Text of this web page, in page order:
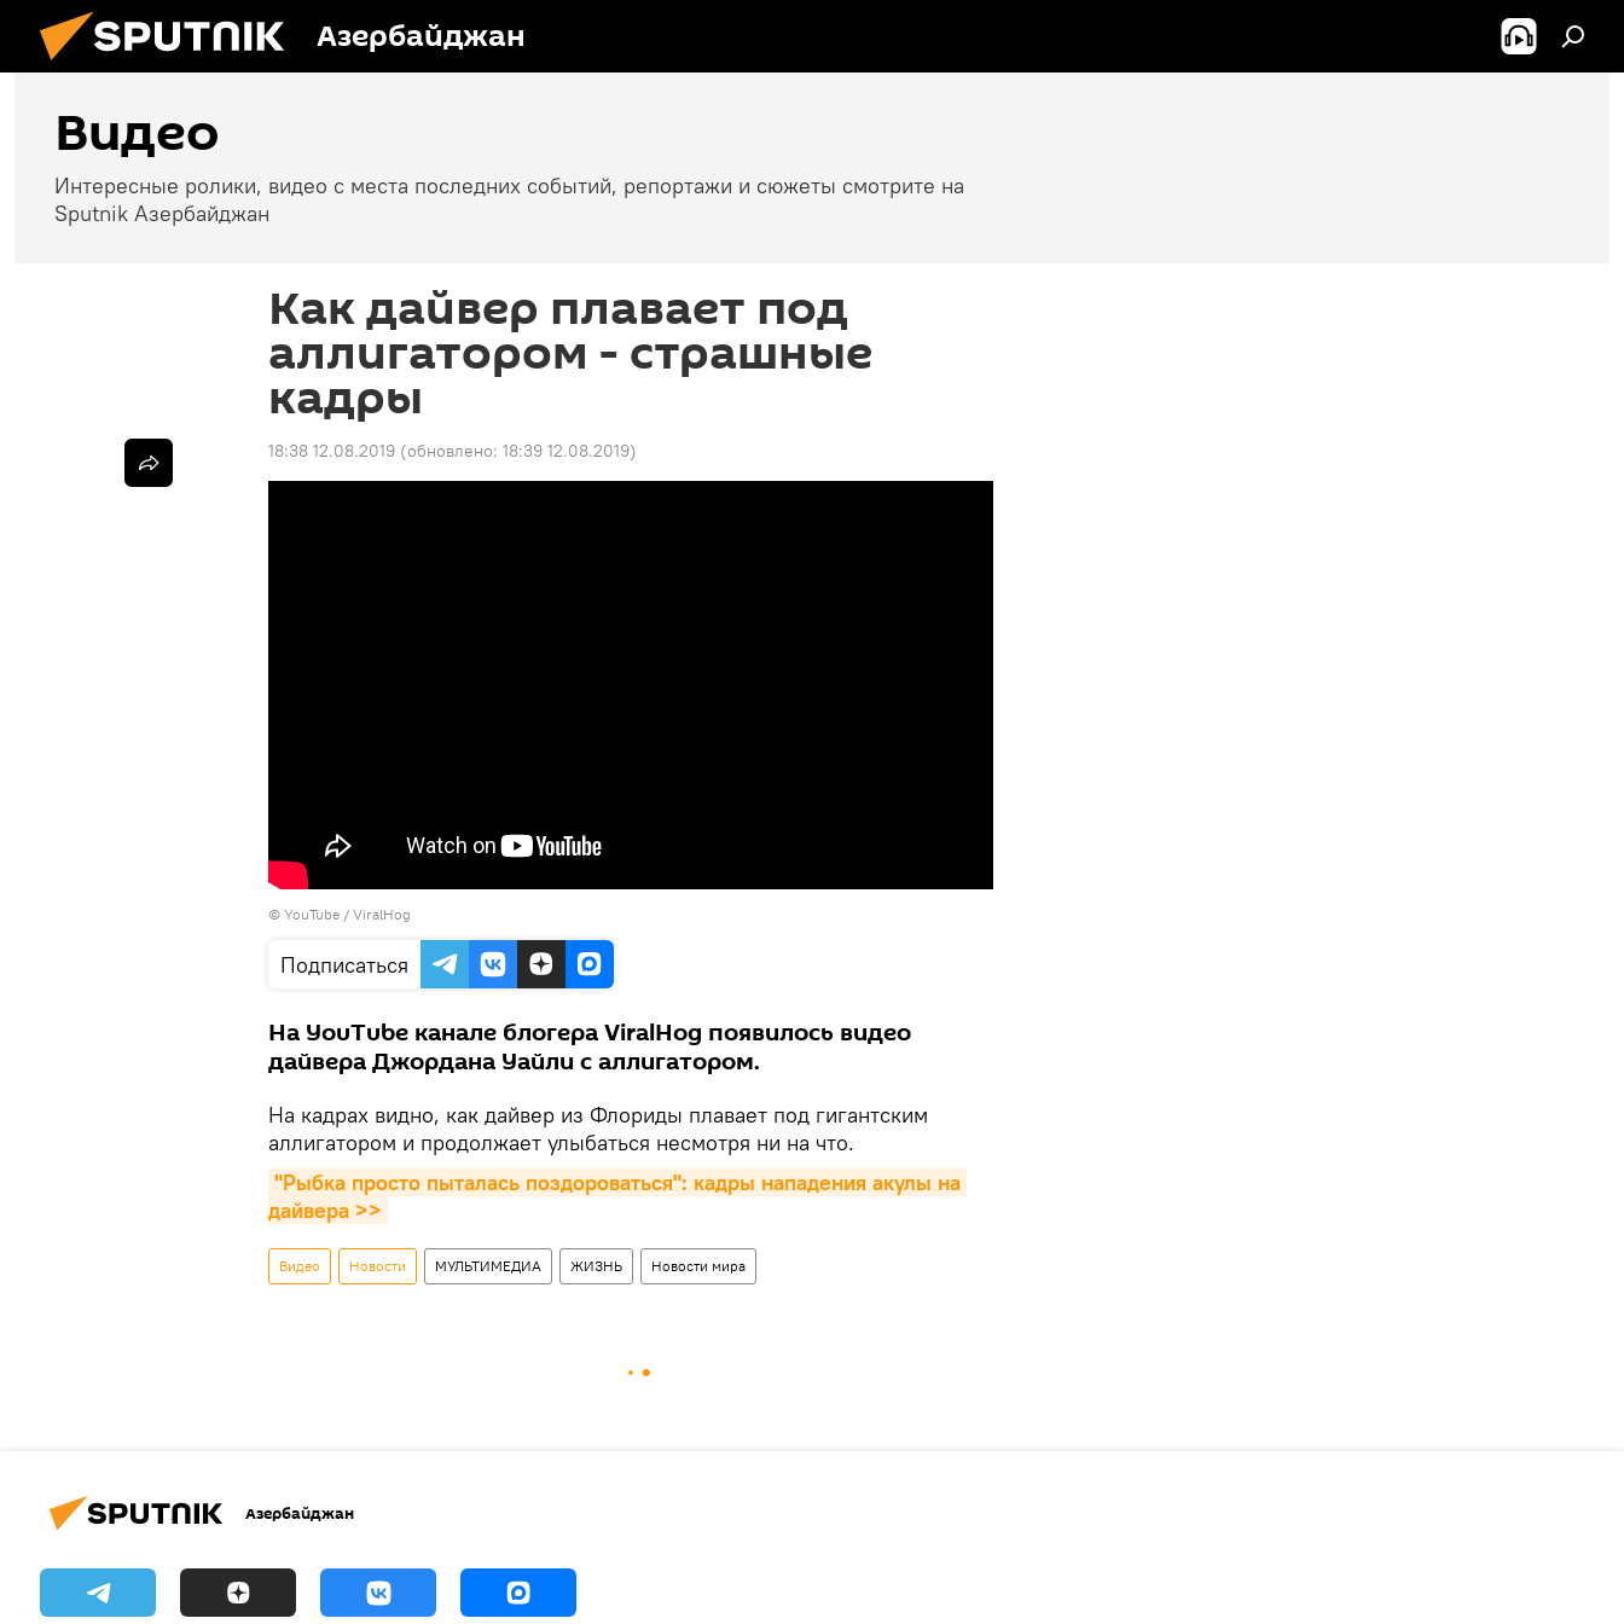
Азербайджан
Видео
Интересные ролики, видео с места последних событий, репортажи и сюжеты смотрите на
Sputnik Азербайджан
Как дайвер плавает под
аллигатором - страшные
кадры
18:38 12.08.2019 (обновлено: 18:39 12.08.2019)
© YouTube / ViralHog
Подписаться
На YouTube канале блогера ViralHog появилось видео
дайвера Джордана Уайли с аллигатором.
На кадрах видно, как дайвер из Флориды плавает под гигантским
аллигатором и продолжает улыбаться несмотря ни на что.
"Рыбка просто пыталась поздороваться": кадры нападения акулы на
дайвера >>
Видео Новости МУЛЬТИМЕДИА ЖИЗНЬ Новости мира
Азербайджан